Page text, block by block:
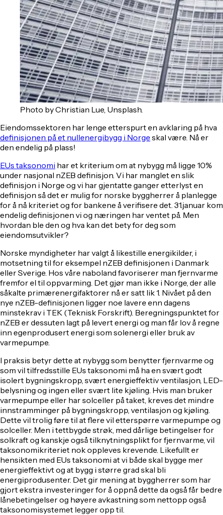
Photo by Christian Lue, Unsplash.
Eiendomssektoren har lenge etterspurt en avklaring på hva
definisjonen på et nullenergibygg i Norge skal være. Nå er
den endelig på plass!
EUs taksonomi har et kriterium om at nybygg må ligge 10%
under nasjonal nZEB definisjon. Vi har manglet en slik
definisjon i Norge og vi har gjentatte ganger etterlyst en
definisjon så det er mulig for norske byggherrer å planlegge
for å nå kriteriet og for bankene å verifisere det. 31.januar kom
endelig definisjonen vi og næringen har ventet på. Men
hvordan ble den og hva kan det bety for deg som
eiendomsutvikler?
Norske myndigheter har valgt å likestille energikilder, i
motsetning til for eksempel nZEB definisjonen i Danmark
eller Sverige. Hos våre naboland favoriserer man fjernvarme
fremfor el til oppvarming. Det gjør man ikke i Norge, der alle
såkalte primærenergifaktorer nå er satt lik 1. Nivået på den
nye nZEB-definisjonen ligger noe lavere enn dagens
minstekrav i TEK (Teknisk Forskrift). Beregningspunktet for
nZEB er dessuten lagt på levert energi og man får lov å regne
inn egenprodusert energi som solenergi eller bruk av
varmepumpe.
I praksis betyr dette at nybygg som benytter fjernvarme og
som vil tilfredsstille EUs taksonomi må ha en svært godt
isolert bygningskropp, svært energieffektiv ventilasjon, LED-
belysning og ingen eller svært lite kjøling. Hvis man bruker
varmepumpe eller har solceller på taket, kreves det mindre
innstramminger på bygningskropp, ventilasjon og kjøling.
Dette vil trolig føre til at flere vil etterspørre varmepumpe og
solceller. Men i tettbygde strøk, med dårlige betingelser for
solkraft og kanskje også tilknytningsplikt for fjernvarme, vil
taksonomikriteriet nok oppleves krevende. Likefullt er
hensikten med EUs taksonomi at vi både skal bygge mer
energieffektivt og at bygg i større grad skal bli
energiprodusenter. Det gir mening at byggherrer som har
gjort ekstra investeringer for å oppnå dette da også får bedre
lånebetingelser og høyere avkastning som nettopp også
taksonomisystemet legger opp til.